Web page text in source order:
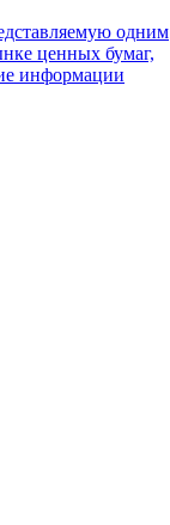
одним
ценных бумаг,
информации